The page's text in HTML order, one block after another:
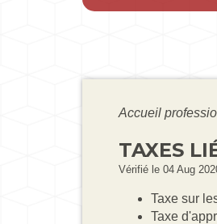
Accueil
TAXES
Vérifié le 04 Aug
Taxe sur
Taxe